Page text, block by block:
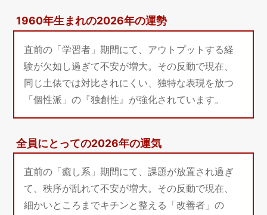
1960年生まれの2026年の運勢
直前の「学習者」期間にて、アウトプットする経
験が欠如し過ぎて不安が増大。その反動で現在、
同じ土俵では対比されにくい、独特な表現を放つ
「個性派」の『独創性』が強化されています。
全員にとっての2026年の運気
直前の「癒し系」期間にて、課題が放置され過ぎ
て、秩序が乱れて不安が増大。その反動で現在、
細かいところまでキチンと整える「改善者」の